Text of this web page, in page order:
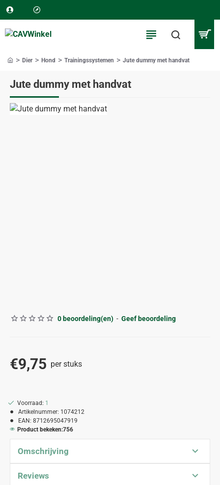
Jute dummy met handvat
Dier Hond Trainingssystemen Jute dummy met handvat
0 beoordeling(en) - Geef beoordeling
€9,75 per stuks
Voorraad: 1
Artikelnummer: 1074212
EAN: 8712695047919
Product bekeken:756
Omschrijving
Reviews